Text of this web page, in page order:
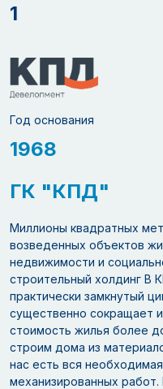
1
Год основания
1968
ГК "КПД"
Миллионы квадратных
возведенных объектов
недвижимости и
строительный холдинг В
практически замкнутый
существенно сокращает
стоимость жилья более
строим дома из
нас есть вся
механизированных